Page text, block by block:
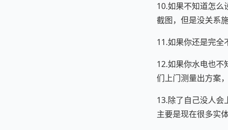
10.如果不知道怎么
截图，但是没关系
11.如果你还是完全
12.如果你水电也不
们上门测量出方案
13.除了自己没人会
主要是现在很多实